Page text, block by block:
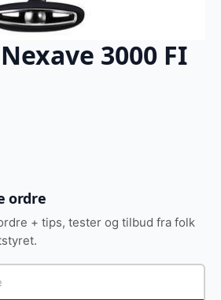
3000 FI
ordre
+ tips, tester og tilbud fra folk